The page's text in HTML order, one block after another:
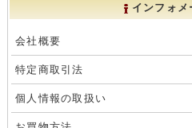
インフォメ
会社概要
特定商取引法
個人情報の取扱い